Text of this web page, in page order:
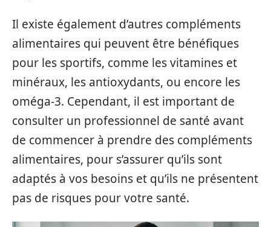
Il existe également d’autres compléments
alimentaires qui peuvent être bénéfiques
pour les sportifs, comme les vitamines et
minéraux, les antioxydants, ou encore les
oméga-3. Cependant, il est important de
consulter un professionnel de santé avant
de commencer à prendre des compléments
alimentaires, pour s’assurer qu’ils sont
adaptés à vos besoins et qu’ils ne présentent
pas de risques pour votre santé.